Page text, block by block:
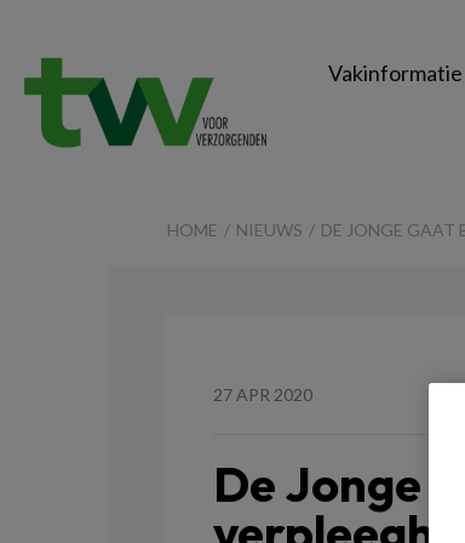
Vakinformatie
HOME NIEUWS DE JONGE GAAT
27 APR 2020
De Jonge